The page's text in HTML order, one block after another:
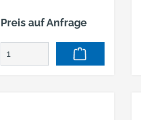
harte
nicht genormt
Preis auf Anfrage